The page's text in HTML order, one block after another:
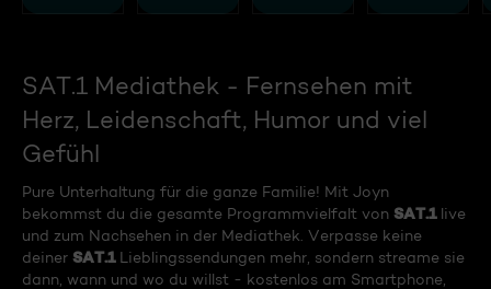
SAT.1 Mediathek - Fernsehen mit
Herz, Leidenschaft, Humor und viel
Gefühl
Pure Unterhaltung für die ganze Familie! Mit Joyn
bekommst du die gesamte Programmvielfalt von SAT.1live
und zum Nachsehen in der Mediathek. Verpasse keine
deiner SAT.1Lieblingssendungen mehr, sondern streame sie
dann, wann und wo du willst - kostenlos am Smartphone,